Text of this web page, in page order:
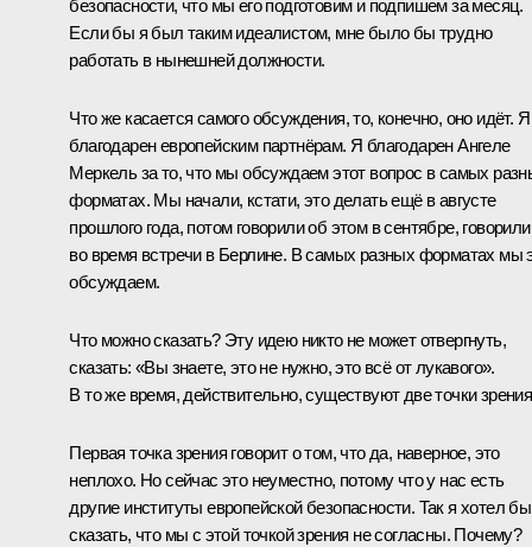
безопасности, что мы его подготовим и подпишем за месяц.
Если бы я был таким идеалистом, мне было бы трудно
работать в нынешней должности.
Что же касается самого обсуждения, то, конечно, оно идёт. Я
благодарен европейским партнёрам. Я благодарен Ангеле
Меркель за то, что мы обсуждаем этот вопрос в самых
форматах. Мы начали, кстати, это делать ещё в августе
прошлого года, потом говорили об этом в сентябре, говорили
во время встречи в Берлине. В самых разных форматах мы
обсуждаем.
Что можно сказать? Эту идею никто не может отвергнуть,
сказать: «Вы знаете, это не нужно, это всё от лукавого».
В то же время, действительно, существуют две точки
Первая точка зрения говорит о том, что да, наверное, это
неплохо. Но сейчас это неуместно, потому что у нас есть
другие институты европейской безопасности. Так я хотел бы
сказать, что мы с этой точкой зрения не согласны. Почему?